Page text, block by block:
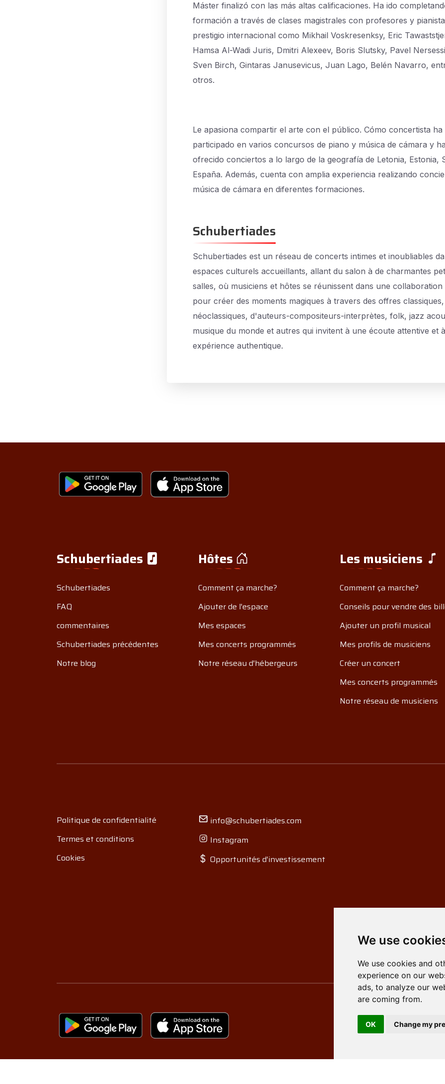
We use
We use cookies and
experience on our
ads, to analyze our
are coming from.
OK Change my
Máster finalizó con las más altas calificaciones. Ha ido
formación a través de clases magistrales con profesores y
prestigio internacional como Mikhail Voskresenksy, Eric
Hamsa Al-Wadi Juris, Dmitri Alexeev, Boris Slutsky, Pavel
Sven Birch, Gintaras Janusevicus, Juan Lago, Belén Navarro,
otros.
Le apasiona compartir el arte con el público. Cómo concertista ha
participado en varios concursos de piano y música de cámara y
ofrecido conciertos a lo largo de la geografía de Letonia, Estonia,
España. Además, cuenta con amplia experiencia realizando
música de cámara en diferentes formaciones.
Schubertiades
Schubertiades est un réseau de concerts intimes et inoubliables
espaces culturels accueillants, allant du salon à de charmantes
salles, où musiciens et hôtes se réunissent dans une collaboration
pour créer des moments magiques à travers des offres classiques,
néoclassiques, d'auteurs-compositeurs-interprètes, folk, jazz
musique du monde et autres qui invitent à une écoute attentive et
expérience authentique.
Schubertiades
Schubertiades
FAQ
commentaires
Schubertiades précédentes
Notre blog
Hôtes
Comment ça marche?
Ajouter de l'espace
Mes espaces
Mes concerts programmés
Notre réseau d'hébergeurs
Les musiciens
Comment ça marche?
Conseils pour vendre des
Ajouter un profil musical
Mes profils de musiciens
Créer un concert
Mes concerts programmés
Notre réseau de musiciens
Politique de confidentialité
Termes et conditions
Cookies
info@schubertiades.com
Instagram
Opportunités d'investissement